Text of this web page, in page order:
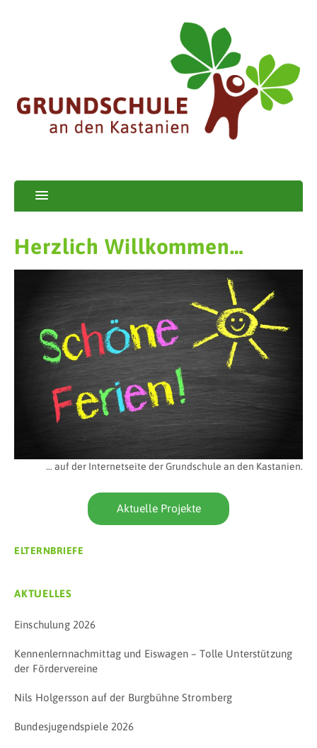
Herzlich Willkommen…
… auf der Internetseite der Grundschule an den Kastanien.
Aktuelle Projekte
ELTERNBRIEFE
AKTUELLES
Einschulung 2026
Kennenlernnachmittag und Eiswagen – Tolle Unterstützung
der Fördervereine
Nils Holgersson auf der Burgbühne Stromberg
Bundesjugendspiele 2026